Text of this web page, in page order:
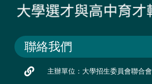
聯絡我們
主辦單位：大學招生委員會聯合會